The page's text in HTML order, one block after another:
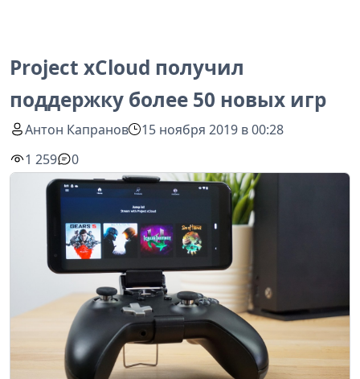
Project xCloud получил
поддержку более 50 новых игр
Антон Капранов
15 ноября 2019 в 00:28
1 259
0